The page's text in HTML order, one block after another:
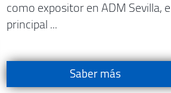
como expositor en ADM Sevilla,
principal ...
Saber más